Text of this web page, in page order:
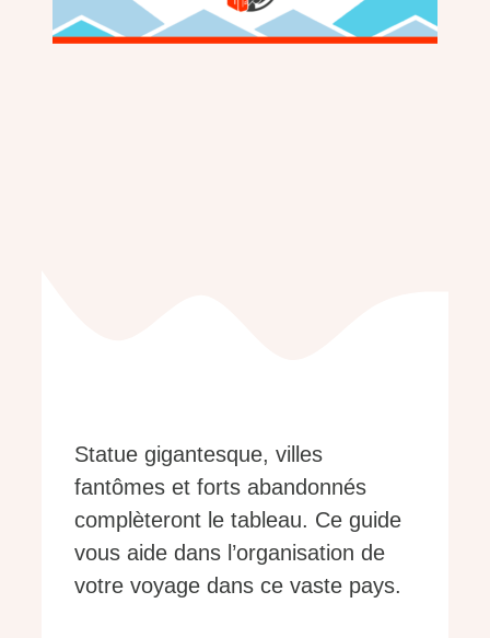
Statue gigantesque, villes
fantômes et forts abandonnés
complèteront le tableau. Ce guide
vous aide dans l’organisation de
votre voyage dans ce vaste pays.